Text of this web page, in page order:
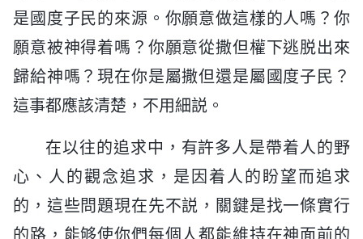
是國度子民的來源。你願意做這樣的人嗎？你
願意被神得着嗎？你願意從撒但權下逃脱出來
歸給神嗎？現在你是屬撒但還是屬國度子民？
這事都應該清楚，不用細説。
在以往的追求中，有許多人是帶着人的野
心、人的觀念追求，是因着人的盼望而追求
的，這些問題現在先不説，關鍵是找一條實行
的路，能够使你們每個人都能維持在神面前的